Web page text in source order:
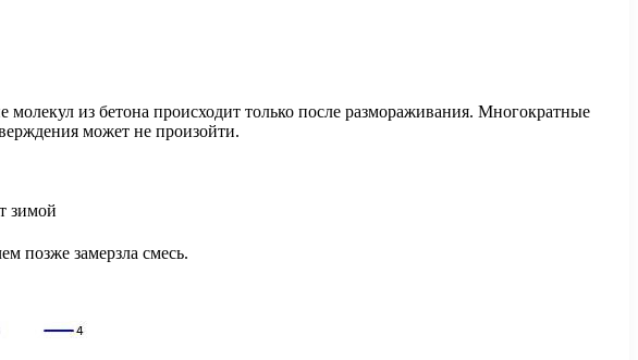
молекул из бетона происходит только после размораживания. Многократные
может не произойти.
позже замерзла смесь.